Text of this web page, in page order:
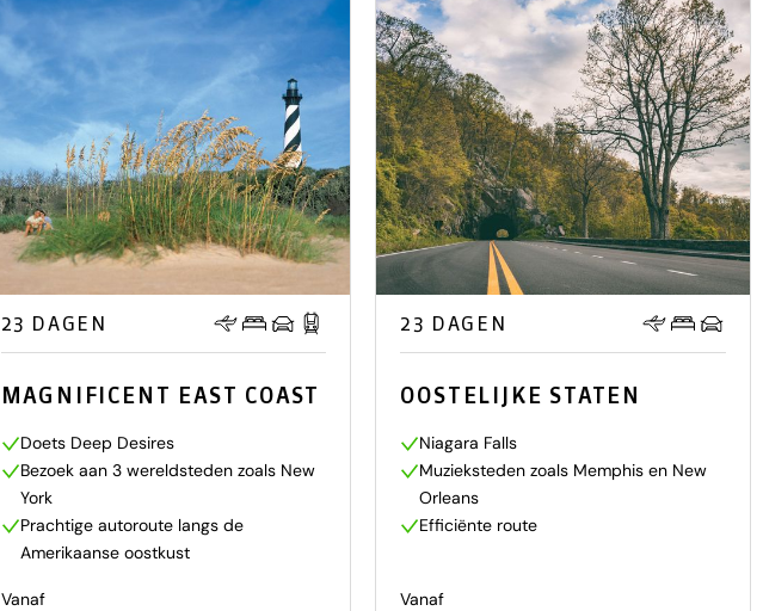
23 DAGEN
MAGNIFICENT EAST COAST
Doets Deep Desires
Bezoek aan 3 wereldsteden zoals New
York
Prachtige autoroute langs de
Amerikaanse oostkust
Vanaf
23 DAGEN
OOSTELIJKE STATEN
Niagara Falls
Muzieksteden zoals Memphis en New
Orleans
Efficiënte route
Vanaf